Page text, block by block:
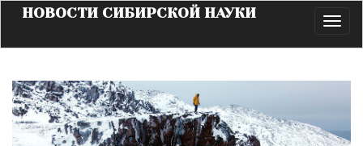
НОВОСТИ СИБИРСКОЙ НАУКИ